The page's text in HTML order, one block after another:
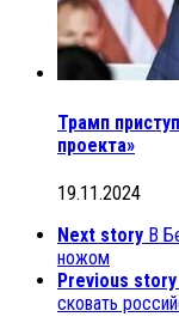
Трамп
проекта»
19.11.2024
Next story В
ножом
Previous story
сковать